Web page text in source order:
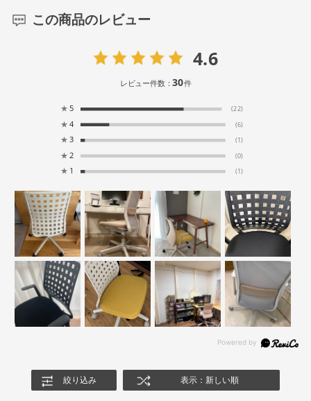
この商品のレビュー
4.6
レビュー件数：30件
★ 5 (22)
★ 4 (6)
★ 3 (1)
★ 2 (0)
★ 1 (1)
絞り込み 表示：新しい順